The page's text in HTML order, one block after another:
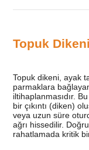
Topuk
Topuk dikeni, ayak
parmaklara
iltihaplanmasıdır.
bir çıkıntı (diken)
veya uzun süre
ağrı hissedilir.
rahatlamada kritik